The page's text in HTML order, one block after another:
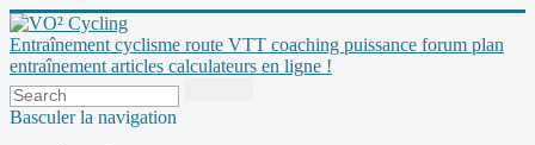
Entraînement cyclisme route VTT coaching puissance forum plan
entraînement articles calculateurs en ligne !
Basculer la navigation